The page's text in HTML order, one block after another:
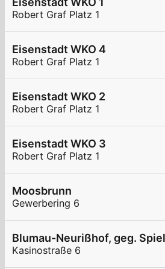
Robert Graf Platz 1
Eisenstadt WKO 4
Robert Graf Platz 1
Eisenstadt WKO 2
Robert Graf Platz 1
Eisenstadt WKO 3
Robert Graf Platz 1
Moosbrunn
Gewerbering 6
Blumau-Neurißhof, geg.
Kasinostraße 6